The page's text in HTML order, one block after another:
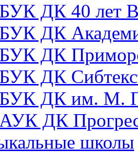
ДК 40 лет
ДК
ДК
ДК
ДК им. М.
ДК
школы